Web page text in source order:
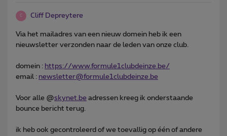
C Cliff Depreytere
Via het mailadres van een nieuw domein heb ik een
nieuwsletter verzonden naar de leden van onze club.
domein : https://www.formule1clubdeinze.be/
email : newsletter@formule1clubdeinze.be
Voor alle @skynet.be adressen kreeg ik onderstaande
bounce bericht terug.
ik heb ook gecontroleerd of we toevallig op één of andere